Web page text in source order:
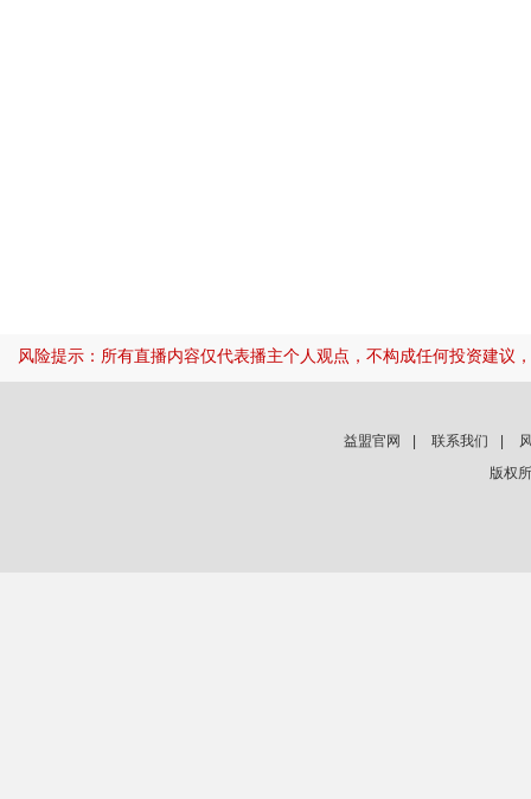
风险提示：所有直播内容仅代表播主个人观点，不构成任何投资建议
益盟官网 联系我们
版权